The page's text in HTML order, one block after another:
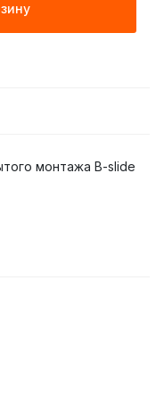
монтажа B-slide